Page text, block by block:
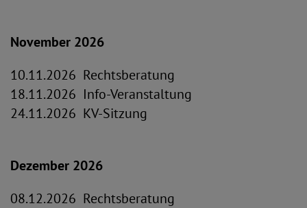
November 2026
10.11.2026 Rechtsberatung
18.11.2026 Info-Veranstaltung
24.11.2026 KV-Sitzung
Dezember 2026
08.12.2026 Rechtsberatung